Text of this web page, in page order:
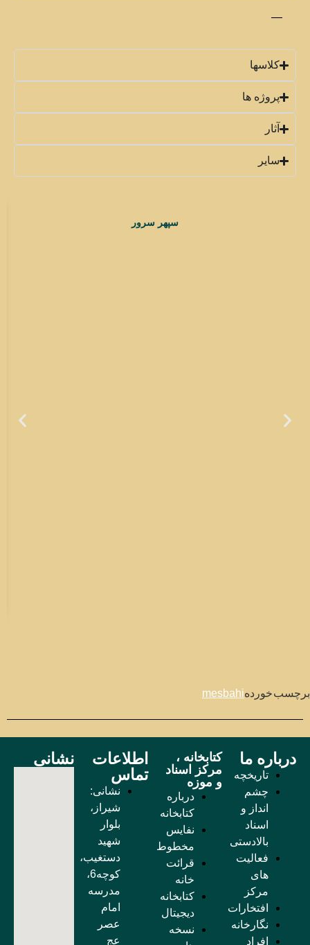
—
کلاسها
پروژه ها
آثار
سایر
سپهر سرور
برچسب خوردهmesbahi
درباره ما
تاریخچه
چشم
انداز و
اسناد
بالادستی
فعالیت
های
مرکز
افتخارات
نگارخانه
افراد
کتابخانه ،
مرکز اسناد
و موزه
درباره
کتابخانه
نفایس
مخطوط
قرائت
خانه
کتابخانه
دیجیتال
نسخه
اطلاعات
تماس
نشانی:
شیراز،
بلوار
شهید
دستغیب،
کوچه6،
مدرسه
امام
عصر
عج
نشانی